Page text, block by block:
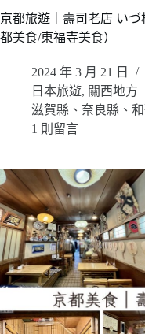
京都旅遊｜壽司老店 い
都美食/東福寺美食）
2024 年 3 月 21 日
日本旅遊, 關西地方
滋賀縣、奈良縣、和
1 則留言